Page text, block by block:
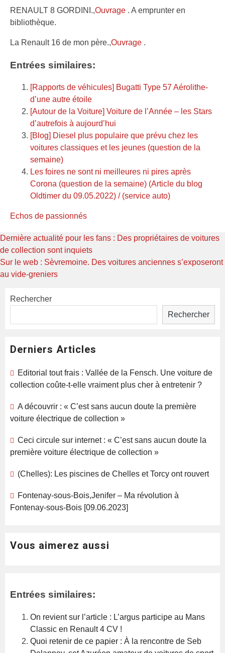
RENAULT 8 GORDINI.,Ouvrage . A emprunter en
bibliothèque.
La Renault 16 de mon père.,Ouvrage .
Entrées similaires:
[Rapports de véhicules] Bugatti Type 57 Aérolithe-
d’une autre étoile
[Autour de la Voiture] Voiture de l’Année – les Stars
d’autrefois à aujourd’hui
[Blog] Diesel plus populaire que prévu chez les
voitures classiques et les jeunes (question de la
semaine)
Les foires ne sont ni meilleures ni pires après
Corona (question de la semaine) (Article du blog
Oldtimer du 09.05.2022) / (service auto)
Echos de passionnés
Navigation
de
l’article
Previous
post:
Dernière actualité pour les fans : Des propriétaires de voitures
de collection sont inquiets
Next
post:
Sur le web : Sèvremoine. Des voitures anciennes s’exposeront
au vide-greniers
Rechercher
Rechercher
Derniers Articles
Editorial tout frais : Vallée de la Fensch. Une voiture de
collection coûte-t-elle vraiment plus cher à entretenir ?
A découvrir : « C’est sans aucun doute la première
voiture électrique de collection »
Ceci circule sur internet : « C’est sans aucun doute la
première voiture électrique de collection »
(Chelles): Les piscines de Chelles et Torcy ont rouvert
Fontenay-sous-Bois,Jenifer – Ma révolution à
Fontenay-sous-Bois [09.06.2023]
Vous aimerez aussi
Entrées similaires:
On revient sur l’article : L’argus participe au Mans
Classic en Renault 4 CV !
Quoi retenir de ce papier : À la rencontre de Seb